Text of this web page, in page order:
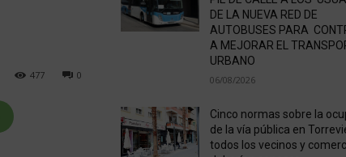
0
477
DE LA NUEVA RED DE
AUTOBUSES PARA
A MEJORAR EL
URBANO
06/08/2026
Cinco normas sobre la
de la vía pública en
todos los vecinos y